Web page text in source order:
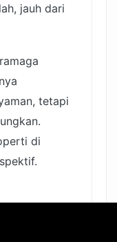
jauh dari
tetapi
di